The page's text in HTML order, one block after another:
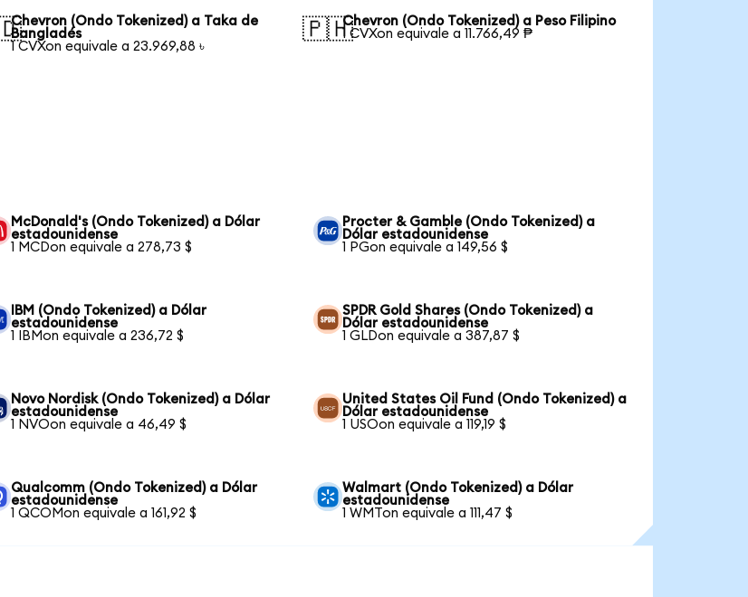
Chevron (Ondo Tokenized) a Taka de
Bangladés
1 CVXon equivale a 23.969,88 ৳
🇵🇭Chevron (Ondo Tokenized) a Peso Filipino
1 CVXon equivale a 11.766,49 ₱
McDonald's (Ondo Tokenized) a Dólar
estadounidense
1 MCDon equivale a 278,73 $
Procter & Gamble (Ondo Tokenized) a
Dólar estadounidense
1 PGon equivale a 149,56 $
IBM (Ondo Tokenized) a Dólar
estadounidense
1 IBMon equivale a 236,72 $
SPDR Gold Shares (Ondo Tokenized) a
Dólar estadounidense
1 GLDon equivale a 387,87 $
Novo Nordisk (Ondo Tokenized) a Dólar
estadounidense
1 NVOon equivale a 46,49 $
United States Oil Fund (Ondo Tokenized) a
Dólar estadounidense
1 USOon equivale a 119,19 $
Qualcomm (Ondo Tokenized) a Dólar
estadounidense
1 QCOMon equivale a 161,92 $
Walmart (Ondo Tokenized) a Dólar
estadounidense
1 WMTon equivale a 111,47 $